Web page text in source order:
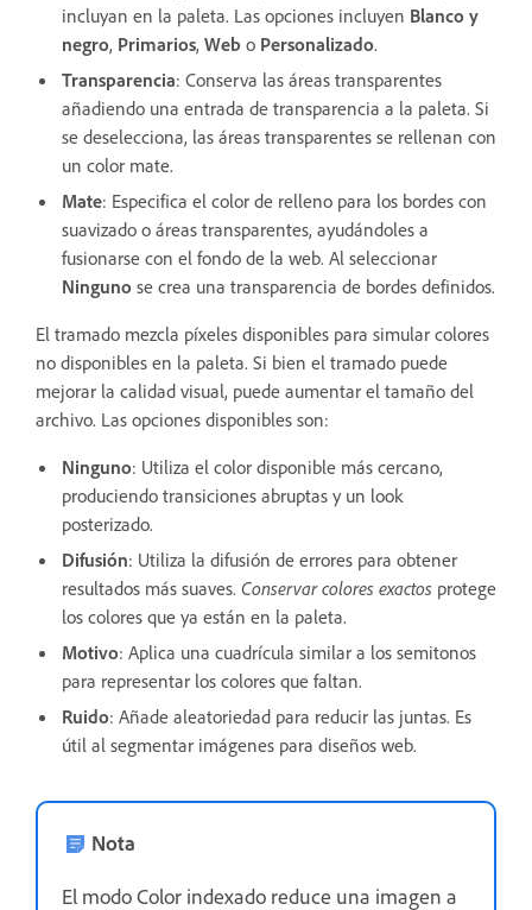
incluyan en la paleta. Las opciones incluyen Blanco y
negro, Primarios, Web o Personalizado.
Transparencia: Conserva las áreas transparentes
añadiendo una entrada de transparencia a la paleta. Si
se deselecciona, las áreas transparentes se rellenan con
un color mate.
Mate: Especifica el color de relleno para los bordes con
suavizado o áreas transparentes, ayudándoles a
fusionarse con el fondo de la web. Al seleccionar
Ninguno se crea una transparencia de bordes definidos.
El tramado mezcla píxeles disponibles para simular colores
no disponibles en la paleta. Si bien el tramado puede
mejorar la calidad visual, puede aumentar el tamaño del
archivo. Las opciones disponibles son:
Ninguno: Utiliza el color disponible más cercano,
produciendo transiciones abruptas y un look
posterizado.
Difusión: Utiliza la difusión de errores para obtener
resultados más suaves. Conservar colores exactos protege
los colores que ya están en la paleta.
Motivo: Aplica una cuadrícula similar a los semitonos
para representar los colores que faltan.
Ruido: Añade aleatoriedad para reducir las juntas. Es
útil al segmentar imágenes para diseños web.
Nota
El modo Color indexado reduce una imagen a